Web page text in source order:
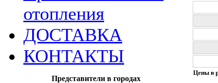
отопления
ДОСТАВКА
КОНТАКТЫ
Представители в городах
Цены в